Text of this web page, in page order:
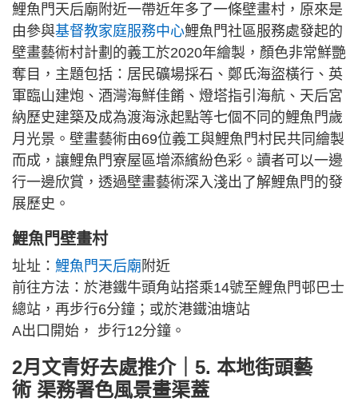
鯉魚門天后廟附近一帶近年多了一條壁畫村，原來是
由參與基督教家庭服務中心鯉魚門社區服務處發起的
壁畫藝術村計劃的義工於2020年繪製，顏色非常鮮艷
奪目，主題包括：居民礦場採石、鄭氏海盜橫行、英
軍臨山建炮、酒灣海鮮佳餚、燈塔指引海航、天后宮
納歷史建築及成為渡海泳起點等七個不同的鯉魚門歲
月光景。壁畫藝術由69位義工與鯉魚門村民共同繪製
而成，讓鯉魚門寮屋區增添繽紛色彩。讀者可以一邊
行一邊欣賞，透過壁畫藝術深入淺出了解鯉魚門的發
展歷史。
鯉魚門壁畫村
址址： 鯉魚門天后廟 附近
前往方法：於港鐵牛頭角站搭乘14號至鯉魚門邨巴士
總站，再步行6分鐘；或於港鐵油塘站
A出口開始， 步行12分鐘。
2月文青好去處推介｜5. 本地街頭藝
術 渠務署色風景畫渠蓋